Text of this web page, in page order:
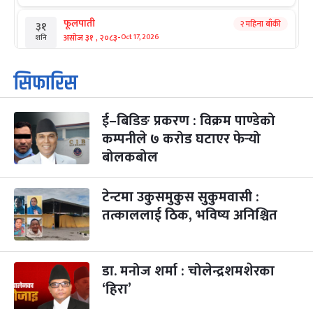
३१
शनि
फूलपाती
असोज ३१ , २०८३-Oct 17, 2026
२ महिना बाँकी
१
आइत
कार्तिक सङ्क्रान्ति
कार्तिक १, २०८३
३
मंगल
महानवमी
कार्तिक ३, २०८३-Oct 20, 2026
२ महिना बाँकी
४
५
बिहि
पापा‌ङ्कुशा एकादशी व्रत
कार्तिक ५, २०८३
२ महिना बाँकी
आइत
कुकुर तिहार
कार्तिक २२, २०८३-Nov 8, 2026
३ महिना बाँकी
सिफारिस
ई–बिडिङ प्रकरण : विक्रम पाण्डेको
कम्पनीले ७ करोड घटाएर फेर्‍यो
बोलकबोल
टेन्टमा उकुसमुकुस सुकुमवासी :
तत्काललाई ठिक, भविष्य अनिश्चित
डा. मनोज शर्मा : चोलेन्द्रशमशेरका
‘हिरा’